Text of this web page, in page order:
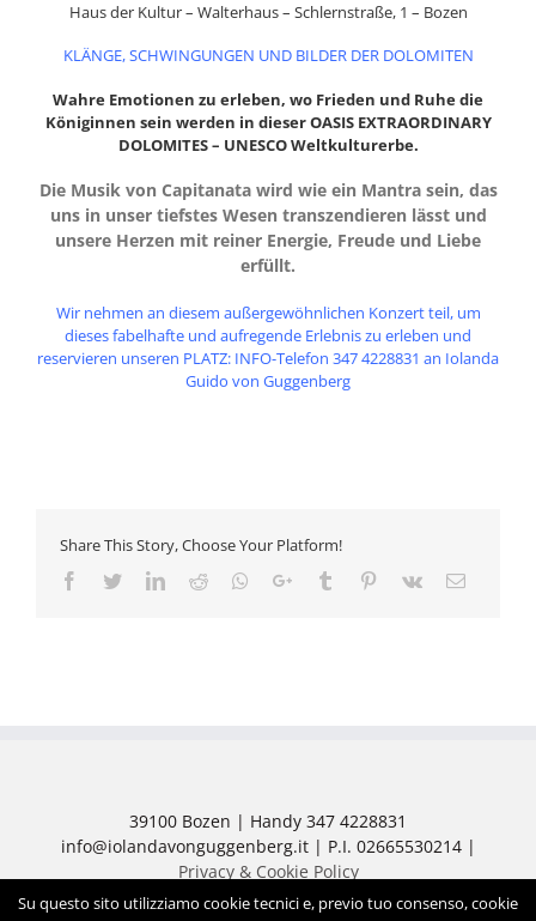
Haus der Kultur – Walterhaus – Schlernstraße, 1 – Bozen
KLÄNGE, SCHWINGUNGEN UND BILDER DER DOLOMITEN
Wahre Emotionen zu erleben, wo Frieden und Ruhe die
Königinnen sein werden in dieser OASIS EXTRAORDINARY
DOLOMITES – UNESCO Weltkulturerbe.
Die Musik von Capitanata wird wie ein Mantra sein, das
uns in unser tiefstes Wesen transzendieren lässt und
unsere Herzen mit reiner Energie, Freude und Liebe
erfüllt.
Wir nehmen an diesem außergewöhnlichen Konzert teil, um
dieses fabelhafte und aufregende Erlebnis zu erleben und
reservieren unseren PLATZ: INFO-Telefon 347 4228831 an Iolanda
Guido von Guggenberg
Share This Story, Choose Your Platform!
Facebook
TwitterLinkedIn
Reddit Whatsapp
Google+Tumblr Pinterest
Vk Email
39100 Bozen | Handy 347 4228831
info@iolandavonguggenberg.it | P.I. 02665530214 |
Privacy & Cookie Policy
© 2018 Praxis für Diätistik und Biopranatherapie Dr.
Su questo sito utilizziamo cookie tecnici e, previo tuo consenso, cookie